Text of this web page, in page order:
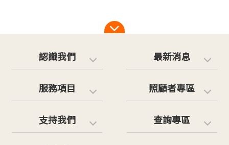
認識我們 最新消息
服務項目 照顧者專區
支持我們 查詢專區